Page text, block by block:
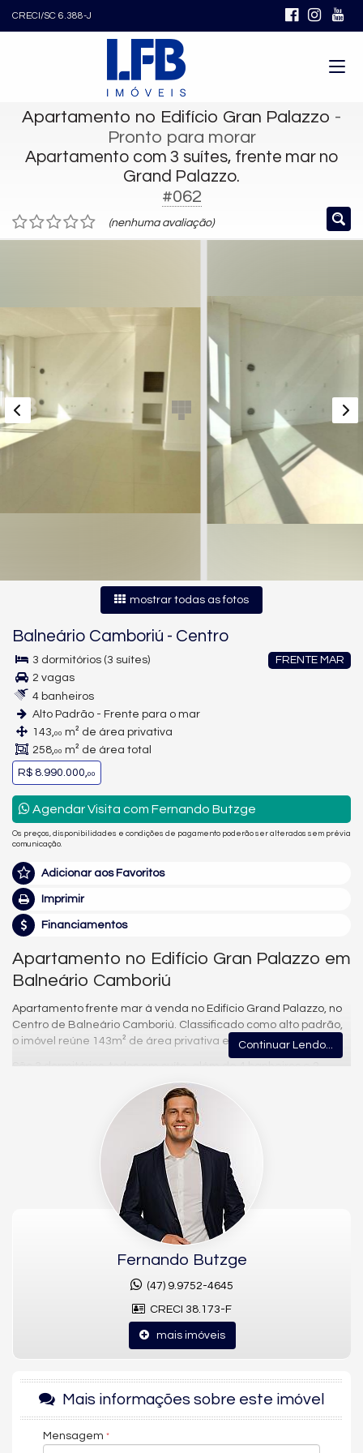
CRECI/SC 6.388-J
Apartamento no Edifício Gran Palazzo -
Pronto para morar
Apartamento com 3 suítes, frente mar no
Grand Palazzo.
#062
(nenhuma avaliação)
mostrar todas as fotos
Balneário Camboriú - Centro
FRENTE MAR
3 dormitórios (3 suítes)
2 vagas
4 banheiros
Alto Padrão - Frente para o mar
143,00 m² de área privativa
258,00 m² de área total
R$ 8.990.000,00
Agendar Visita com Fernando Butzge
Os preços, disponibilidades e condições de pagamento poderão ser alterados sem prévia
comunicação.
Adicionar aos Favoritos
Imprimir
Financiamentos
Apartamento no Edifício Gran Palazzo em
Balneário Camboriú
Apartamento frente mar à venda no Edifício Grand Palazzo, no
Centro de Balneário Camboriú. Classificado como alto padrão,
o imóvel reúne 143m² de área privativa e 258m² de área total.
São 3 dormitórios, todos em suíte, além de 4 banheiros e 2
vagas de garagem — uma configuração pensada para quem
busca conforto em frente ao mar.
O apartamento é entregue sem mobília, permitindo total
liberdade de personalização para o novo morador.
Localizado na Avenida Atlântica, no Centro de Balneário
Camboriú, este apartamento frente mar de alto padrão está
avaliado em R$ 8.990.000.
Continuar Lendo...
Fernando Butzge
(47) 9.9752-4645
CRECI 38.173-F
mais imóveis
Mais informações sobre este imóvel
Mensagem